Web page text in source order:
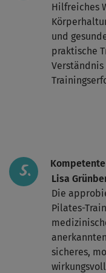
Hilfreiches
und
praktische
Lisa
Die
Pilates-
sicheres,